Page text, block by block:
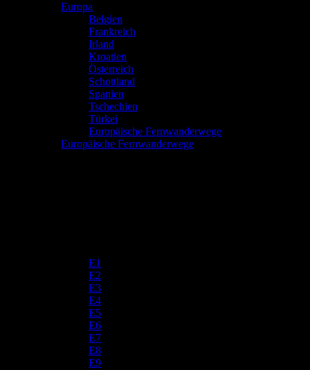
Europa
Belgien
Frankreich
Irland
Kroatien
Österreich
Schottland
Spanien
Tschechien
Türkei
Europäische Fernwanderwege
Europäische Fernwanderwege
E1
E2
E3
E4
E5
E6
E7
E8
E9